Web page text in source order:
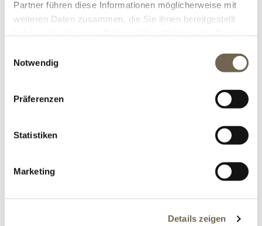
Partner führen diese Informationen möglicherweise mit
weiteren Daten zusammen, die Sie ihnen bereitgestellt
Notwendig
Präferenzen
Statistiken
Marketing
Details zeigen